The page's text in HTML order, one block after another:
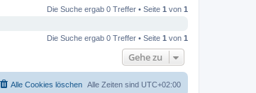
Die Suche ergab 0 Treffer • Seite 1 von 1
Die Suche ergab 0 Treffer • Seite 1 von 1
Gehe zu
Alle Zeiten sind UTC+02:00
Alle Cookies löschen